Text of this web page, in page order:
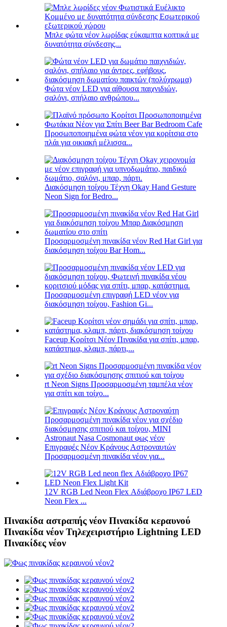
Μπλε φώτα νέον λωρίδας εύκαμπτα κοπτικά με
δυνατότητα σύνδεσης...
Φώτα νέον LED για αίθουσα παιχνιδιών,
σαλόνι, σπήλαιο ανθρώπου...
Προσωποποιημένα φώτα νέον για κορίτσια στο
πλάι για οικιακή μέλισσα...
Διακόσμηση τοίχου Τέχνη Okay Hand Gesture
Neon Sign for Bedro...
Προσαρμοσμένη πινακίδα νέον Red Hat Girl για
διακόσμηση τοίχου Bar Hom...
Προσαρμοσμένη επιγραφή LED νέον για
διακόσμηση τοίχου, Fashion Gi...
Faceup Κορίτσι Νέον Πινακίδα για σπίτι, μπαρ,
κατάστημα, κλαμπ, πάρτι,...
rt Neon Signs Προσαρμοσμένη ταμπέλα νέον
για σπίτι και τοίχο...
Επιγραφές Νέον Κράνους Αστροναυτών
Προσαρμοσμένη πινακίδα νέον για...
12V RGB Led Neon Flex Αδιάβροχο IP67 LED
Neon Flex ...
Πινακίδα αστραπής νέον Πινακίδα κεραυνού
Πινακίδα νέον Τηλεχειριστήριο Lightning LED
Πινακίδες νέον